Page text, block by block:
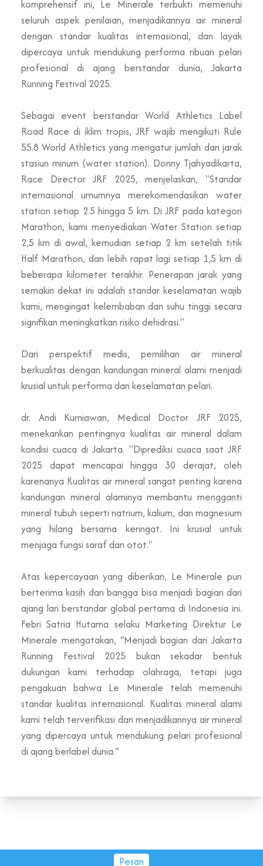
komprehensif ini, Le Minerale terbukti memenuhi
seluruh aspek penilaian, menjadikannya air mineral
dengan standar kualitas internasional, dan layak
dipercaya untuk mendukung performa ribuan pelari
profesional di ajang berstandar dunia, Jakarta
Running Festival 2025.
Sebagai event berstandar World Athletics Label
Road Race di iklim tropis, JRF wajib mengikuti Rule
55.8 World Athletics yang mengatur jumlah dan jarak
stasiun minum (water station). Donny Tjahyadikarta,
Race Director JRF 2025, menjelaskan, "Standar
internasional umumnya merekomendasikan water
station setiap 2.5 hingga 5 km. Di JRF pada kategori
Marathon, kami menyediakan Water Station setiap
2,5 km di awal, kemudian setiap 2 km setelah titik
Half Marathon, dan lebih rapat lagi setiap 1,5 km di
beberapa kilometer terakhir. Penerapan jarak yang
semakin dekat ini adalah standar keselamatan wajib
kami, mengingat kelembaban dan suhu tinggi secara
signifikan meningkatkan risiko dehidrasi."
Dari perspektif medis, pemilihan air mineral
berkualitas dengan kandungan mineral alami menjadi
krusial untuk performa dan keselamatan pelari.
dr. Andi Kurniawan, Medical Doctor JRF 2025,
menekankan pentingnya kualitas air mineral dalam
kondisi cuaca di Jakarta. "Diprediksi cuaca saat JRF
2025 dapat mencapai hingga 30 derajat, oleh
karenanya Kualitas air mineral sangat penting karena
kandungan mineral alaminya membantu mengganti
mineral tubuh seperti natrium, kalium, dan magnesium
yang hilang bersama keringat. Ini krusial untuk
menjaga fungsi saraf dan otot."
Atas kepercayaan yang diberikan, Le Minerale pun
berterima kasih dan bangga bisa menjadi bagian dari
ajang lari berstandar global pertama di Indonesia ini.
Febri Satria Hutama selaku Marketing Direktur Le
Minerale mengatakan, “Menjadi bagian dari Jakarta
Running Festival 2025 bukan sekadar bentuk
dukungan kami terhadap olahraga, tetapi juga
pengakuan bahwa Le Minerale telah memenuhi
standar kualitas internasional. Kualitas mineral alami
kami telah terverifikasi dan menjadikannya air mineral
yang dipercaya untuk mendukung pelari profesional
di ajang berlabel dunia.”
Pesan